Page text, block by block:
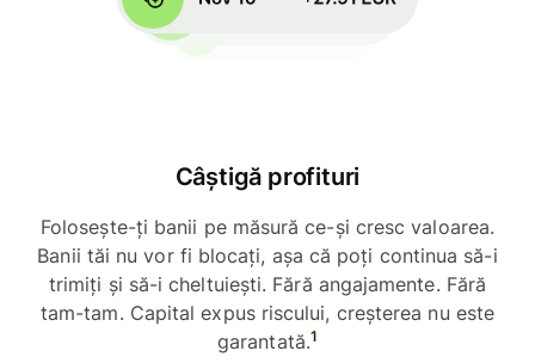
Câștigă profituri
Folosește-ți banii pe măsură ce-și cresc valoarea.
Banii tăi nu vor fi blocați, așa că poți continua să-i
trimiți și să-i cheltuiești. Fără angajamente. Fără
tam-tam. Capital expus riscului, creșterea nu este
garantată.1